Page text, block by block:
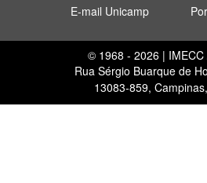
E-mail Unicamp
© 1968 - 2026 | IMECC
Rua Sérgio Buarque de
13083-859,